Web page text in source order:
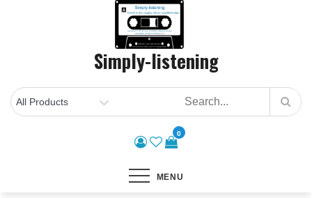
Simply-listening
0
MENU